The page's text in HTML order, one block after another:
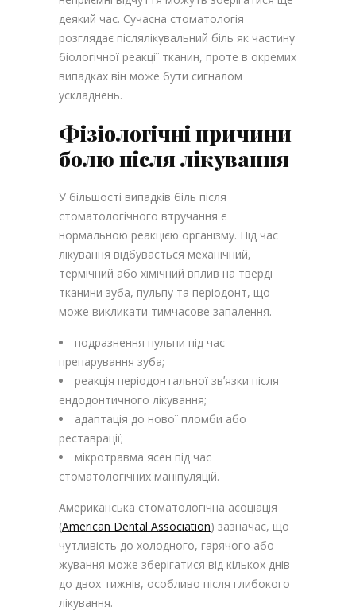
деякий час. Сучасна стоматологія
розглядає післялікувальний біль як частину
біологічної реакції тканин, проте в окремих
випадках він може бути сигналом
ускладнень.
Фізіологічні причини
болю після лікування
У більшості випадків біль після
стоматологічного втручання є
нормальною реакцією організму. Під час
лікування відбувається механічний,
термічний або хімічний вплив на тверді
тканини зуба, пульпу та періодонт, що
може викликати тимчасове запалення.
подразнення пульпи під час
препарування зуба;
реакція періодонтальної звʼязки після
ендодонтичного лікування;
адаптація до нової пломби або
реставрації;
мікротравма ясен під час
стоматологічних маніпуляцій.
Американська стоматологічна асоціація
(American Dental Association) зазначає, що
чутливість до холодного, гарячого або
жування може зберігатися від кількох днів
до двох тижнів, особливо після глибокого
лікування.